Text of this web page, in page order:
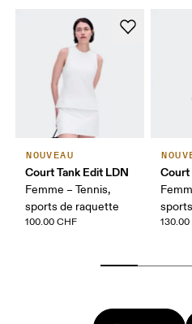
NOUVEAU
Court Tank Edit LDN
Femme – Tennis,
sports de raquette
100.00 CHF
Court